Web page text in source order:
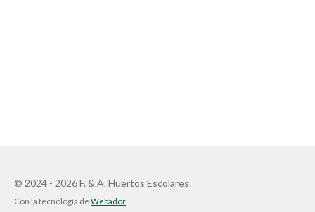
© 2024 - 2026 F. & A. Huertos Escolares
Con la tecnología de Webador